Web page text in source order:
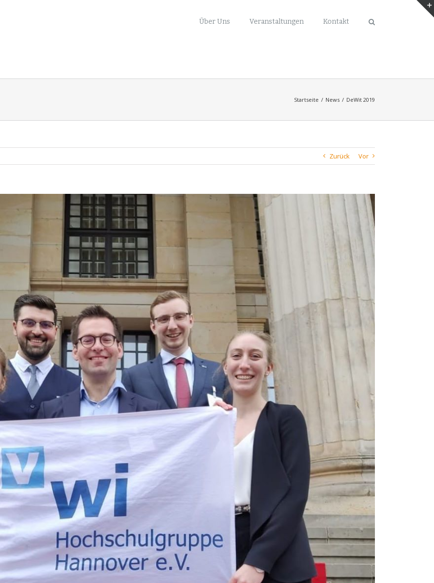
Über Uns Veranstaltungen Kontakt
Startseite / News / DeWit 2019
Zurück Vor